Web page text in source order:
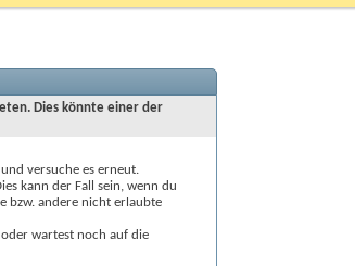
Dies könnte einer der
versuche es erneut.
kann der Fall sein, wenn du
bzw. andere nicht erlaubte
wartest noch auf die